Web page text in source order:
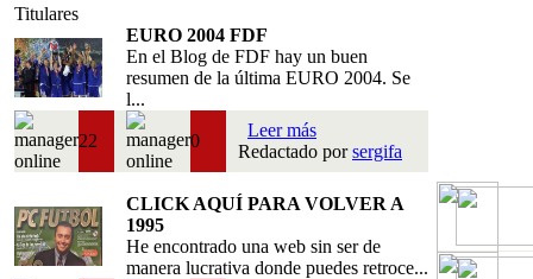
Titulares
EURO 2004 FDF
En el Blog de FDF hay un buen
resumen de la última EURO 2004. Se
l...
22 0
Leer más
Redactado porsergifa
CLICK AQUÍ PARA VOLVER A
1995
He encontrado una web sin ser de
manera lucrativa donde puedes retroce...